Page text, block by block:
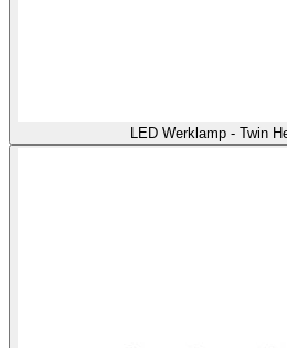
LED Werklamp - Twin